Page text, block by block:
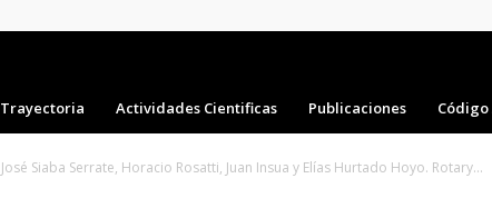
Trayectoria Actividades Cientificas Publicaciones Código
José Siaba Serrate, Horacio Rosatti, Juan Insua y Elías Hurtado Hoyo. Rotary...